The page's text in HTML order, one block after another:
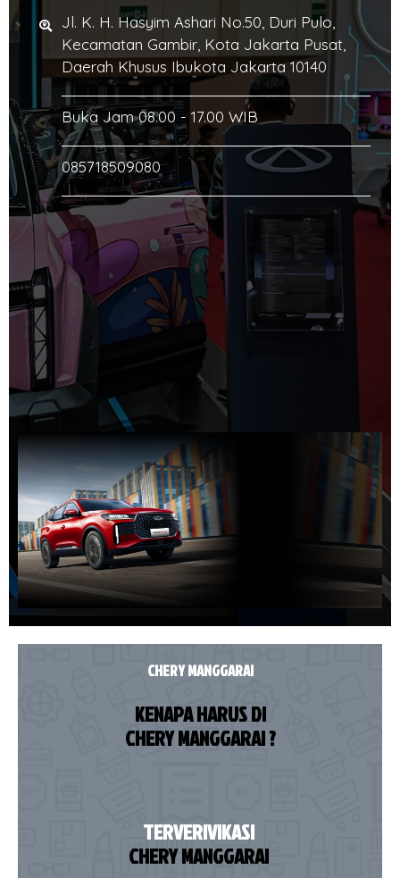
Jl. K. H. Hasyim Ashari No.50, Duri Pulo,
Kecamatan Gambir, Kota Jakarta Pusat,
Daerah Khusus Ibukota Jakarta 10140
Buka Jam 08.00 - 17.00 WIB
085718509080
CHERY MANGGARAI
KENAPA HARUS DI
CHERY MANGGARAI ?
TERVERIVIKASI
CHERY MANGGARAI